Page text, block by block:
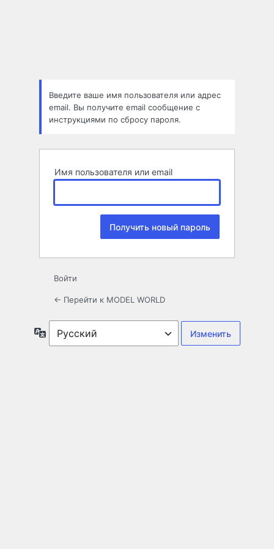
Введите ваше имя пользователя или адрес
email. Вы получите email сообщение с
инструкциями по сбросу пароля.
Имя пользователя или email
Войти
← Перейти к MODEL WORLD
Язык